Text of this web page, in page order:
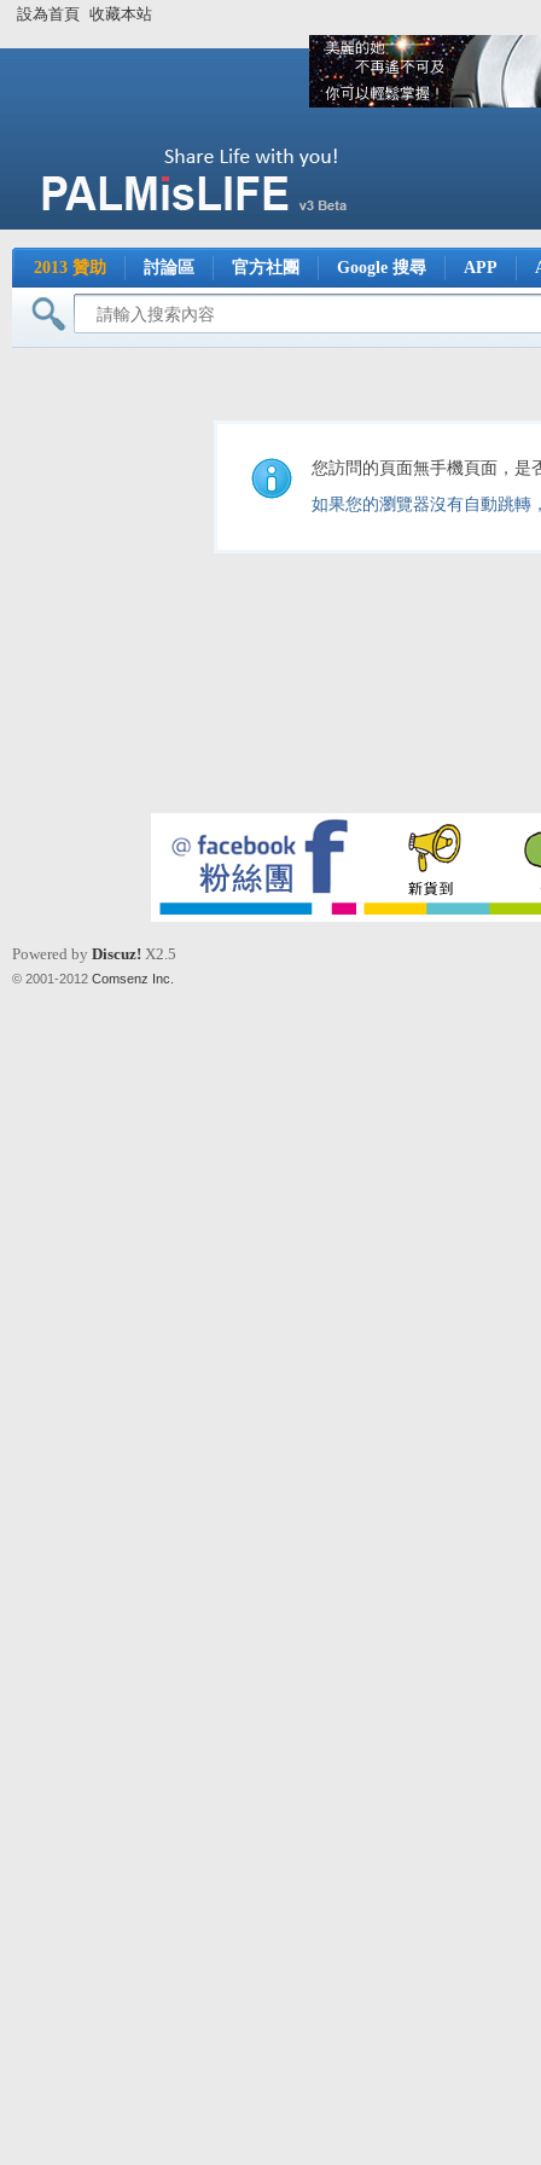
設為首頁 收藏本站
2013 贊助 討論區 官方社團 Google 搜尋 APP
您訪問的頁面無手機頁面，是
如果您的瀏覽器沒有自動跳轉
Powered by Discuz! X2.5
© 2001-2012 Comsenz Inc.